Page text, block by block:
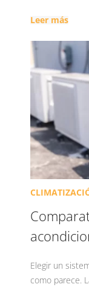
Leer más
Elegir un
como parece.